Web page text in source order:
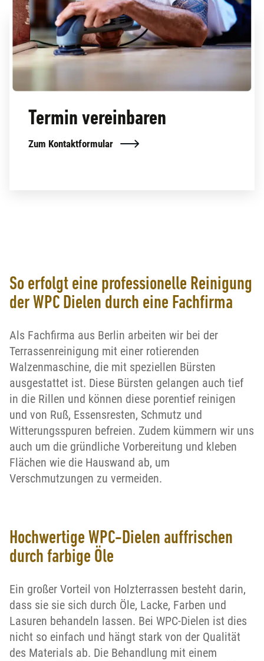
Termin vereinbaren
Zum Kontaktformular
So erfolgt eine professionelle Reinigung
der WPC Dielen durch eine Fachfirma
Als Fachfirma aus Berlin arbeiten wir bei der
Terrassenreinigung mit einer rotierenden
Walzenmaschine, die mit speziellen Bürsten
ausgestattet ist. Diese Bürsten gelangen auch tief
in die Rillen und können diese porentief reinigen
und von Ruß, Essensresten, Schmutz und
Witterungsspuren befreien. Zudem kümmern wir uns
auch um die gründliche Vorbereitung und kleben
Flächen wie die Hauswand ab, um
Verschmutzungen zu vermeiden.
Hochwertige WPC-Dielen auffrischen
durch farbige Öle
Ein großer Vorteil von Holzterrassen besteht darin,
dass sie sie sich durch Öle, Lacke, Farben und
Lasuren behandeln lassen. Bei WPC-Dielen ist dies
nicht so einfach und hängt stark von der Qualität
des Materials ab. Die Behandlung mit einem